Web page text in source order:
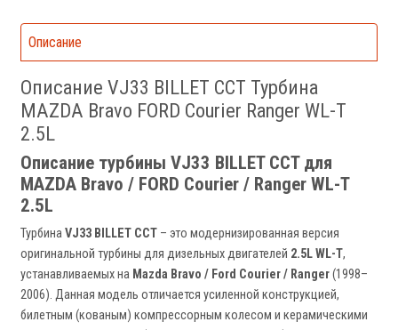
Описание
Описание VJ33 BILLET CCT Турбина
MAZDA Bravo FORD Courier Ranger WL-T
2.5L
Описание турбины VJ33 BILLET CCT для
MAZDA Bravo / FORD Courier / Ranger WL-T
2.5L
ТурбинаVJ33 BILLET CCT – это модернизированная версия
оригинальной турбины для дизельных двигателей 2.5L WL-T,
устанавливаемых на Mazda Bravo / Ford Courier / Ranger(1998–
2006). Данная модель отличается усиленной конструкцией,
билетным (кованым) компрессорным колесом и керамическими